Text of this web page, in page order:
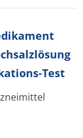
Test